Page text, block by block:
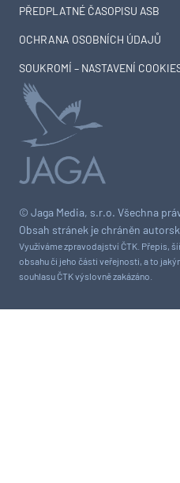
© Jaga Media, s.r.o. Všechna
Obsah stránek je chráněn
Využíváme zpravodajství ČTK. Přepis,
obsahu či jeho části veřejnosti, a to
souhlasu ČTK výslovně zakázáno.
PŘEDPLATNÉ ČASOPISU ASB
OCHRANA OSOBNÍCH ÚDAJŮ
SOUKROMÍ – NASTAVENÍ